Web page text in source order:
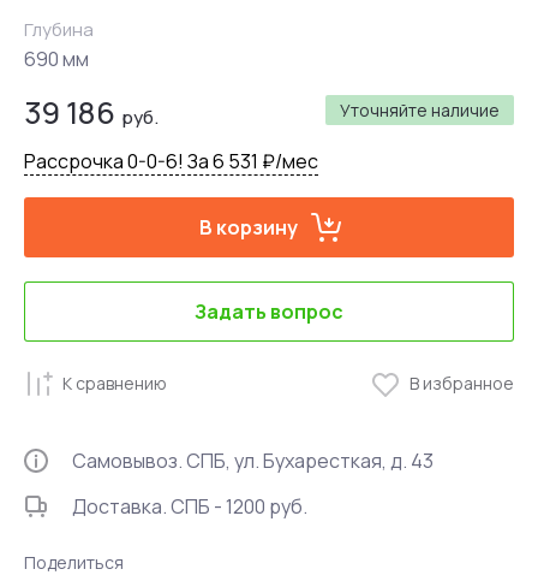
Глубина
690 мм
Уточняйте наличие
39 186 руб.
Рассрочка 0-0-6! За 6 531 ₽/мес
В корзину
Задать вопрос
К сравнению В избранное
Самовывоз. СПБ, ул. Бухаресткая, д. 43
Доставка. СПБ - 1200 руб.
Поделиться